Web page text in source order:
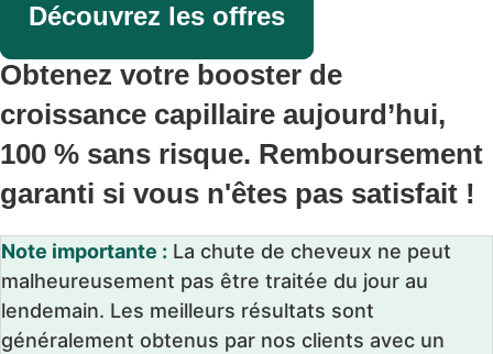
Découvrez les offres
Obtenez votre booster de
croissance capillaire aujourd’hui,
100 % sans risque. Remboursement
garanti si vous n'êtes pas satisfait !
Note importante : La chute de cheveux ne peut
malheureusement pas être traitée du jour au
lendemain. Les meilleurs résultats sont
généralement obtenus par nos clients avec un